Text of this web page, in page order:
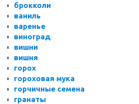
брокколи
ваниль
варенье
виноград
вишни
вишня
горох
гороховая мука
горчичные семена
гранаты